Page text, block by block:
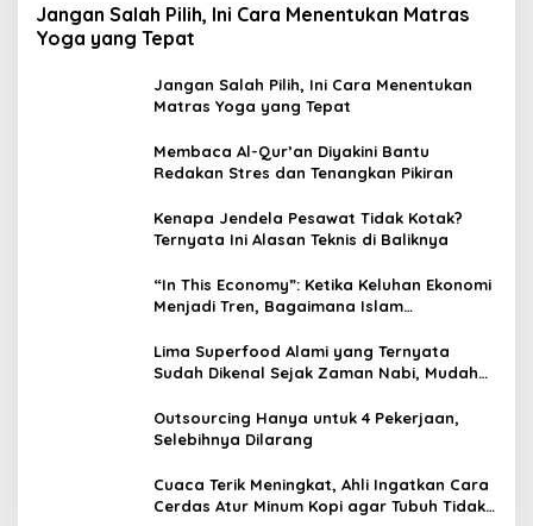
Jangan Salah Pilih, Ini Cara Menentukan Matras
Yoga yang Tepat
Jangan Salah Pilih, Ini Cara Menentukan
Matras Yoga yang Tepat
Membaca Al-Qur’an Diyakini Bantu
Redakan Stres dan Tenangkan Pikiran
Kenapa Jendela Pesawat Tidak Kotak?
Ternyata Ini Alasan Teknis di Baliknya
“In This Economy”: Ketika Keluhan Ekonomi
Menjadi Tren, Bagaimana Islam
Lima Superfood Alami yang Ternyata
Sudah Dikenal Sejak Zaman Nabi, Mudah
Outsourcing Hanya untuk 4 Pekerjaan,
Selebihnya Dilarang
Cuaca Terik Meningkat, Ahli Ingatkan Cara
Cerdas Atur Minum Kopi agar Tubuh Tidak